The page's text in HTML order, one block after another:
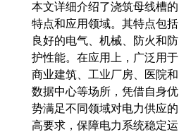
本文详细介绍了浇筑母线槽的
特点和应用领域。其特点包括
良好的电气、机械、防火和防
护性能。在应用上，广泛用于
商业建筑、工业厂房、医院和
数据中心等场所，凭借自身优
势满足不同领域对电力供应的
高要求，保障电力系统稳定运